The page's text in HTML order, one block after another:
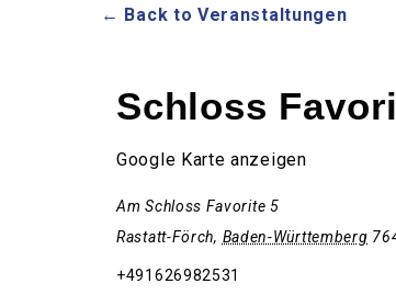
← Back to Veranstaltungen
Schloss
Google Karte anzeigen
Am Schloss Favorite 5
Rastatt-Förch, Baden-Württemberg
+491626982531